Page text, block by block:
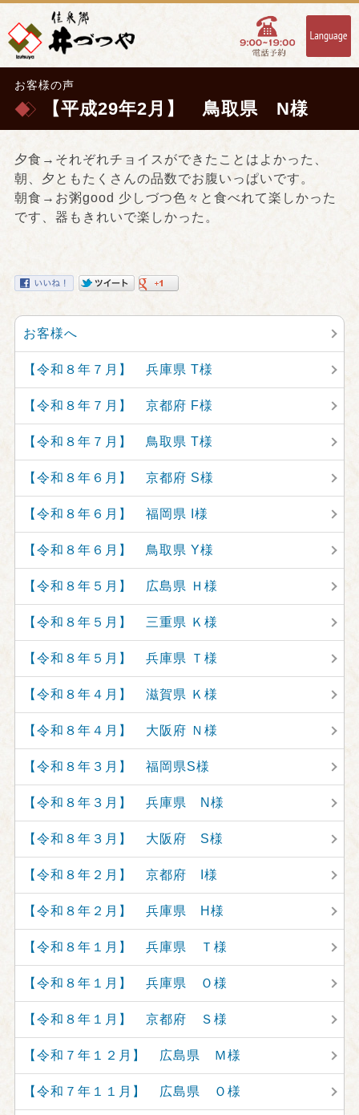
お客様の声
【平成29年2月】 鳥取県 N様
夕食→それぞれチョイスができたことはよかった、
朝、夕ともたくさんの品数でお腹いっぱいです。
朝食→お粥good 少しづつ色々と食べれて楽しかった
です、器もきれいで楽しかった。
お客様へ
【令和８年７月】 兵庫県 T様
【令和８年７月】 京都府 F様
【令和８年７月】 鳥取県 T様
【令和８年６月】 京都府 S様
【令和８年６月】 福岡県 I様
【令和８年６月】 鳥取県 Y様
【令和８年５月】 広島県 Ｈ様
【令和８年５月】 三重県 Ｋ様
【令和８年５月】 兵庫県 Ｔ様
【令和８年４月】 滋賀県 Ｋ様
【令和８年４月】 大阪府 Ｎ様
【令和８年３月】 福岡県S様
【令和８年３月】 兵庫県 N様
【令和８年３月】 大阪府 S様
【令和８年２月】 京都府 I様
【令和８年２月】 兵庫県 H様
【令和８年１月】 兵庫県 Ｔ様
【令和８年１月】 兵庫県 Ｏ様
【令和８年１月】 京都府 Ｓ様
【令和７年１２月】 広島県 Ｍ様
【令和７年１１月】 広島県 Ｏ様